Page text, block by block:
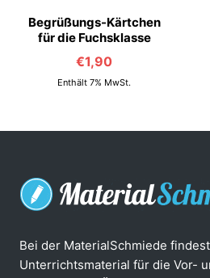
Begrüßungs-Kärtchen
für die Fuchsklasse
€1,90
Enthält 7% MwSt.
Bei der MaterialSchmiede
Unterrichtsmaterial für die Vor-